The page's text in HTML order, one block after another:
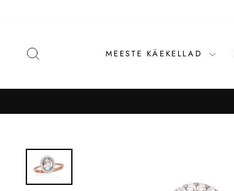
MEESTE KÄEKELLAD